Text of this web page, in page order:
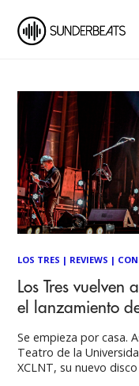
LOS TRES | REVIEWS |
Los Tres
el lanzamiento
Se empieza por casa.
Teatro de la
XCLNT, su nuevo